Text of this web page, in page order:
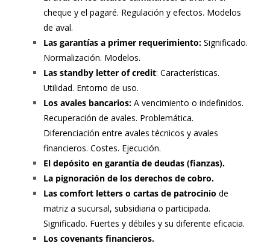
cheque y el pagaré. Regulación y efectos. Modelos
de aval.
Las garantías a primer requerimiento: Significado.
Normalización. Modelos.
Las standby letter of credit: Características.
Utilidad. Entorno de uso.
Los avales bancarios: A vencimiento o indefinidos.
Recuperación de avales. Problemática.
Diferenciación entre avales técnicos y avales
financieros. Costes. Ejecución.
El depósito en garantía de deudas (fianzas).
La pignoración de los derechos de cobro.
Las comfort letters o cartas de patrocinio de
matriz a sucursal, subsidiaria o participada.
Significado. Fuertes y débiles y su diferente eficacia.
Los covenants financieros.